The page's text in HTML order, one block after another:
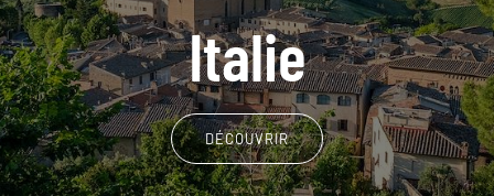
Italie
DÉCOUVRIR